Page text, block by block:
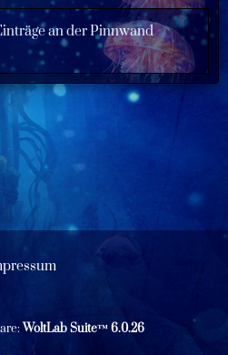
an der Pinnwand
WoltLab Suite™ 6.0.26